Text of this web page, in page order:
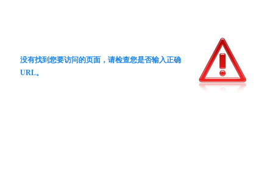
没有找到您要访问的页面，请检查您是否输入正确
URL。